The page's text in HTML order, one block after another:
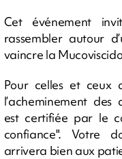
Cet événement
rassembler autour
vaincre la
Pour celles et ceux
l’acheminement des
est certifiée par le
confiance". Votre
arrivera bien aux